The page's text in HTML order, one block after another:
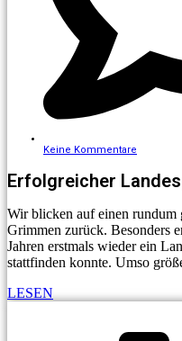
Keine Kommentare
Erfolgreicher
Wir blicken auf einen rundum
Grimmen zurück. Besonders
Jahren erstmals wieder ein
stattfinden konnte. Umso
LESEN